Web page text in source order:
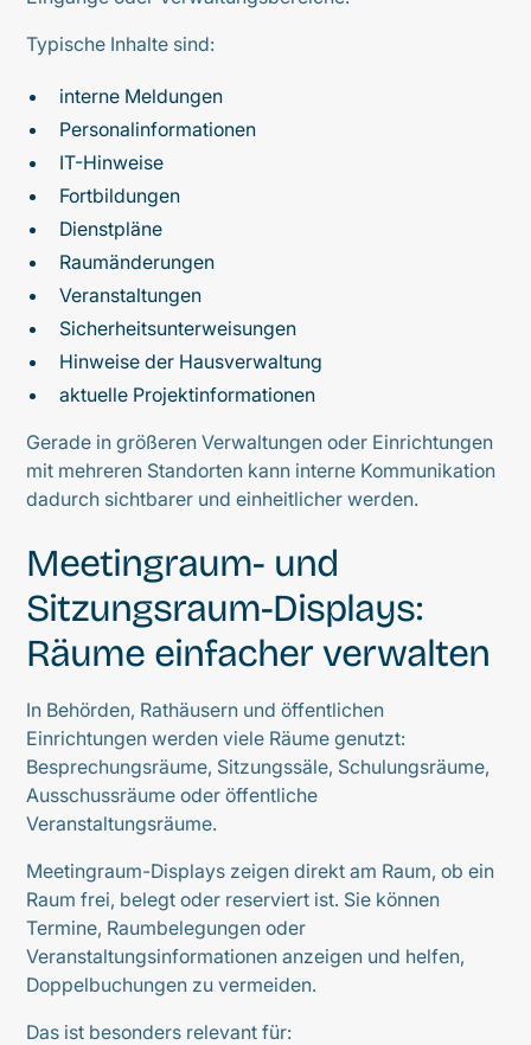
Typische Inhalte sind:
interne Meldungen
Personalinformationen
IT-Hinweise
Fortbildungen
Dienstpläne
Raumänderungen
Veranstaltungen
Sicherheitsunterweisungen
Hinweise der Hausverwaltung
aktuelle Projektinformationen
Gerade in größeren Verwaltungen oder Einrichtungen
mit mehreren Standorten kann interne Kommunikation
dadurch sichtbarer und einheitlicher werden.
Meetingraum- und
Sitzungsraum-Displays:
Räume einfacher verwalten
In Behörden, Rathäusern und öffentlichen
Einrichtungen werden viele Räume genutzt:
Besprechungsräume, Sitzungssäle, Schulungsräume,
Ausschussräume oder öffentliche
Veranstaltungsräume.
Meetingraum-Displays zeigen direkt am Raum, ob ein
Raum frei, belegt oder reserviert ist. Sie können
Termine, Raumbelegungen oder
Veranstaltungsinformationen anzeigen und helfen,
Doppelbuchungen zu vermeiden.
Das ist besonders relevant für: